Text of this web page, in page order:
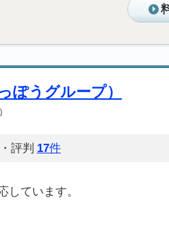
ぽうグループ）
評判 17件
しています。